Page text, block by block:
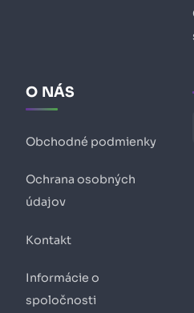
O NÁS
Obchodné podmienky
Ochrana osobných
údajov
Kontakt
Informácie o
spoločnosti